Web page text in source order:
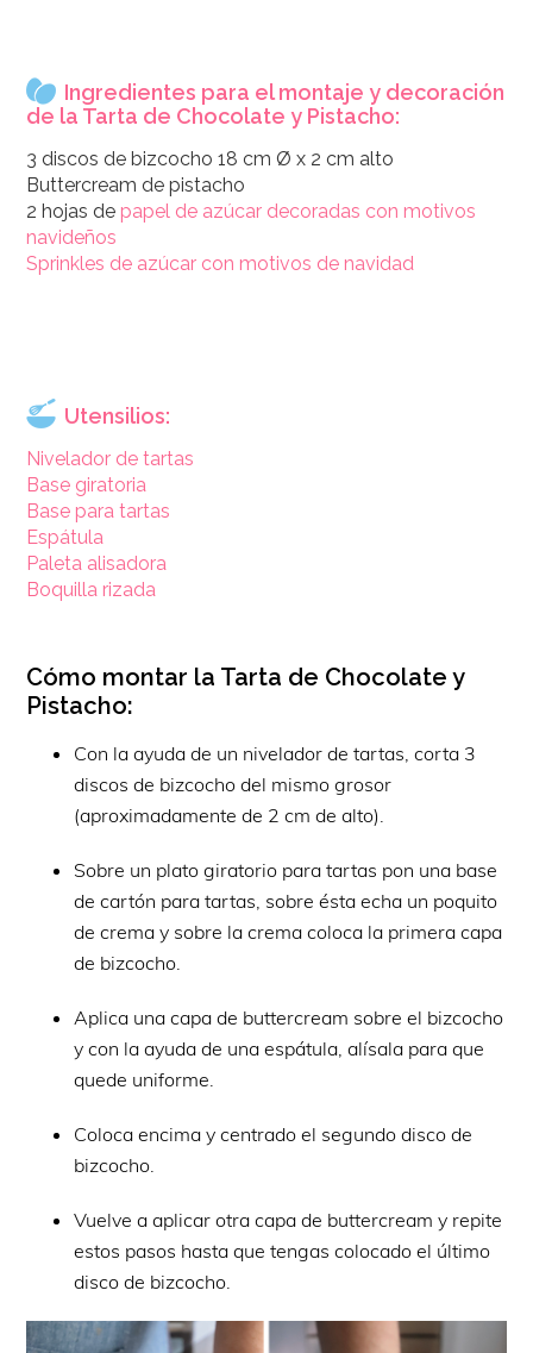
Ingredientes para el montaje y decoración
de la Tarta de Chocolate y Pistacho:
3 discos de bizcocho 18 cm Ø x 2 cm alto
Buttercream de pistacho
2 hojas de papel de azúcar decoradas con motivos
navideños
Sprinkles de azúcar con motivos de navidad
Utensilios:
Nivelador de tartas
Base giratoria
Base para tartas
Espátula
Paleta alisadora
Boquilla rizada
Cómo montar la Tarta de Chocolate y
Pistacho:
Con la ayuda de un nivelador de tartas, corta 3
discos de bizcocho del mismo grosor
(aproximadamente de 2 cm de alto).
Sobre un plato giratorio para tartas pon una base
de cartón para tartas, sobre ésta echa un poquito
de crema y sobre la crema coloca la primera capa
de bizcocho.
Aplica una capa de buttercream sobre el bizcocho
y con la ayuda de una espátula, alísala para que
quede uniforme.
Coloca encima y centrado el segundo disco de
bizcocho.
Vuelve a aplicar otra capa de buttercream y repite
estos pasos hasta que tengas colocado el último
disco de bizcocho.